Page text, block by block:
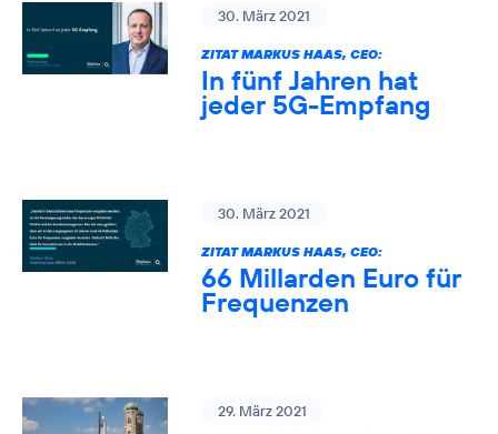
30. März 2021
ZITAT MARKUS HAAS, CEO:
In fünf Jahren hat
jeder 5G-Empfang
30. März 2021
ZITAT MARKUS HAAS, CEO:
66 Millarden Euro für
Frequenzen
29. März 2021